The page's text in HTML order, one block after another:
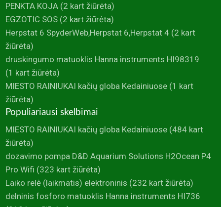
PENKTA KOJA(2 kart žiūrėta)
EGZOTIC SOS(2 kart žiūrėta)
Herpstat 6 SpyderWeb,Herpstat 6,Herpstat 4(2 kart
žiūrėta)
druskingumo matuoklis Hanna instruments HI98319
(1 kart žiūrėta)
MIESTO RAINIUKAI kačių globa Kedainiuose(1 kart
žiūrėta)
Populiariausi skelbimai
MIESTO RAINIUKAI kačių globa Kedainiuose(484 kart
žiūrėta)
dozavimo pompa D&D Aquarium Solutions H2Ocean P4
Pro Wifi (323 kart žiūrėta)
Laiko relė (laikmatis) elektroninis (232 kart žiūrėta)
delninis fosforo matuoklis Hanna instruments HI736